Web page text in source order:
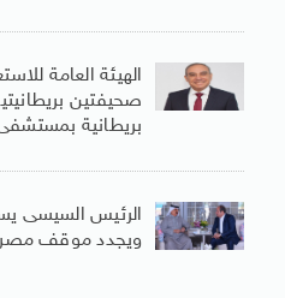
الهيئة العامة
صحيفتين
بريطانية
الرئيس السيسى
ويجدد موقف مصر